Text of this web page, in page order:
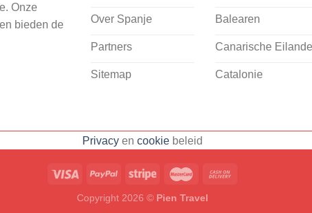
Onze
bieden de
Over Spanje
Partners
Sitemap
Balearen
Canarische
Catalonie
Privacy en cookie beleid
Copyright 2026 © Pien Travel